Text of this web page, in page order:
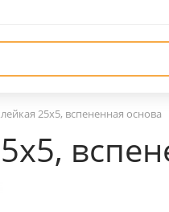
25х5, вспененная основа